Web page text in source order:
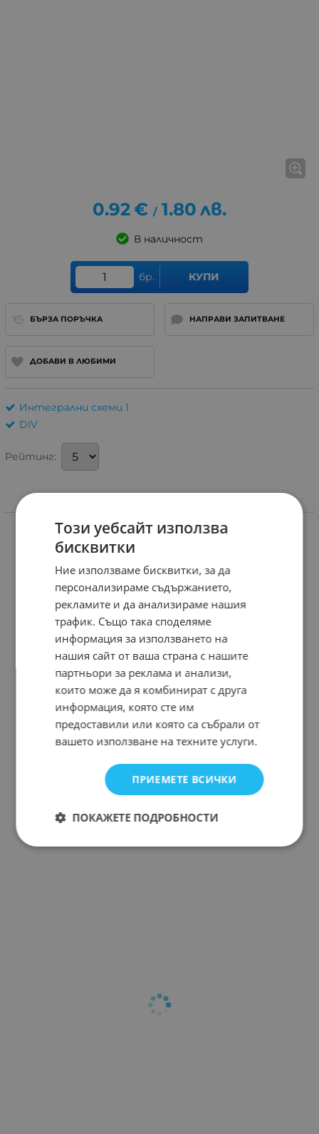
0.92€ / 1.80 лв.
В наличност
бр. КУПИ
БЪРЗА ПОРЪЧКА НАПРАВИ ЗАПИТВАНЕ
ДОБАВИ В ЛЮБИМИ
Интегрални схеми 1
DIV
Рейтинг:
Този уебсайт използва
бисквитки
Ние използваме бисквитки, за да
персонализираме съдържанието,
рекламите и да анализираме нашия
трафик. Също така споделяме
информация за използването на
нашия сайт от ваша страна с нашите
партньори за реклама и анализи,
които може да я комбинират с друга
информация, която сте им
предоставили или която са събрали от
вашето използване на техните услуги.
ПРИЕМЕТЕ ВСИЧКИ
ПОКАЖЕТЕ ПОДРОБНОСТИ